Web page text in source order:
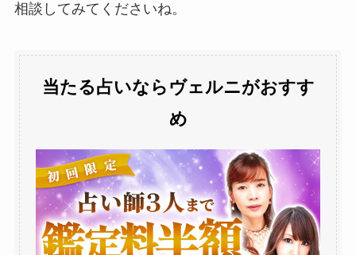
相談してみてくださいね。
当たる占いならヴェルニがおすす
め